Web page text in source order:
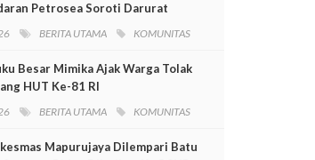
Petrosea Soroti Darurat
BERITA UTAMA KOMUNITAS
Besar Mimika Ajak Warga Tolak
HUT Ke-81 RI
BERITA UTAMA KOMUNITAS
Mapurujaya Dilempari Batu